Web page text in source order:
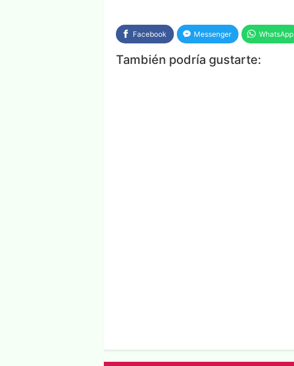
Facebook Messenger WhatsApp
También podría gustarte: